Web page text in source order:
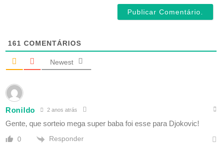
161 COMENTÁRIOS
Newest
Ronildo 2 anos atrás
Gente, que sorteio mega super baba foi esse para Djokovic!
0 Responder